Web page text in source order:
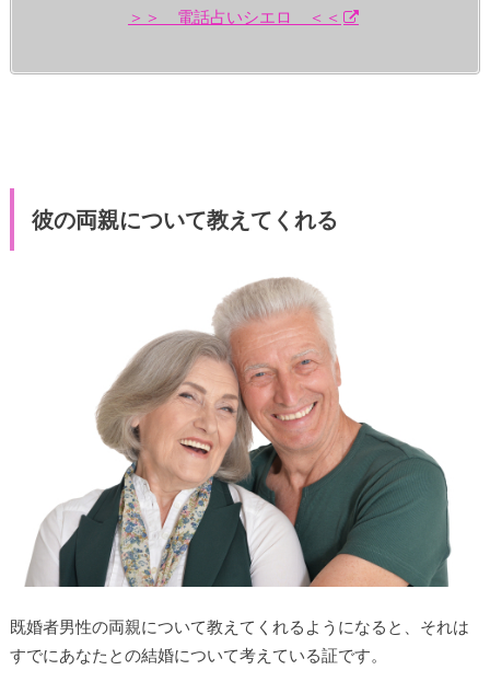
＞＞ 電話占いシエロ ＜＜
彼の両親について教えてくれる
既婚者男性の両親について教えてくれるようになると、それは
すでにあなたとの結婚について考えている証です。